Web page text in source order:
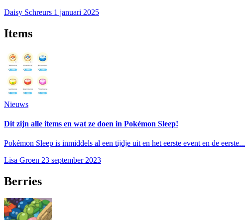
Daisy Schreurs 1 januari 2025
Items
Nieuws
Dit zijn alle items en wat ze doen in Pokémon Sleep!
Pokémon Sleep is inmiddels al een tijdje uit en het eerste event en de eerste...
Lisa Groen 23 september 2023
Berries